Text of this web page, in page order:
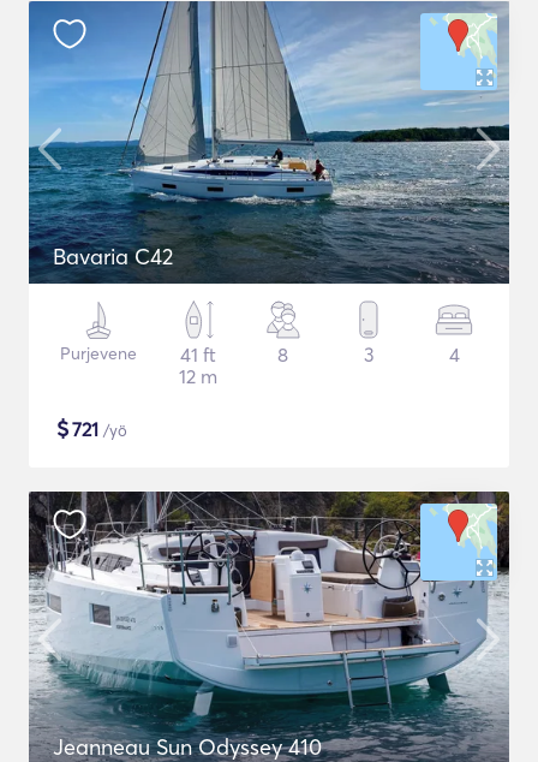
Bavaria C42
Purjevene
41 ft
12 m
8 3 4
$721 /yö
Jeanneau Sun Odyssey 410